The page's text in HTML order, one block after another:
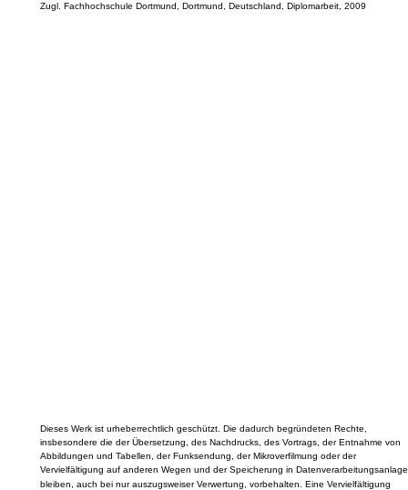
Zugl. Fachhochschule Dortmund, Dortmund, Deutschland, Diplomarbeit, 2009
Dieses Werk ist urheberrechtlich geschützt. Die dadurch begründeten Rechte,
insbesondere die der Übersetzung, des Nachdrucks, des Vortrags, der Entnahme von
Abbildungen und Tabellen, der Funksendung, der Mikroverfilmung oder der
Vervielfältigung auf anderen Wegen und der Speicherung in
bleiben, auch bei nur auszugsweiser Verwertung, vorbehalten. Eine Vervielfältigung